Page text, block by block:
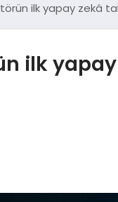
ilk yapay zekâ
ilk